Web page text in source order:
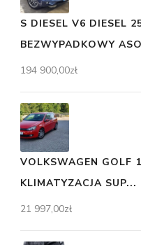
S DIESEL V6 DIESEL
BEZWYPADKOWY ASO
194 900,00zł
VOLKSWAGEN GOLF
KLIMATYZACJA SUP...
21 997,00zł